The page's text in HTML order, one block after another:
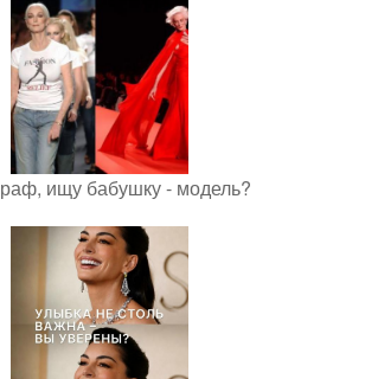
ищу бабушку - модель?